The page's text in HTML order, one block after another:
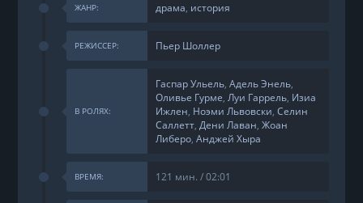
ЖАНР: драма, история
РЕЖИССЕР: Пьер Шоллер
В РОЛЯХ:
Гаспар Ульель,Адель Энель,
Оливье Гурме,Луи Гаррель, Изиа
Ижлен, Ноэми Львовски,Селин
Саллетт,Дени Лаван,Жоан
Либеро,Анджей Хыра
ВРЕМЯ: 121 мин. / 02:01